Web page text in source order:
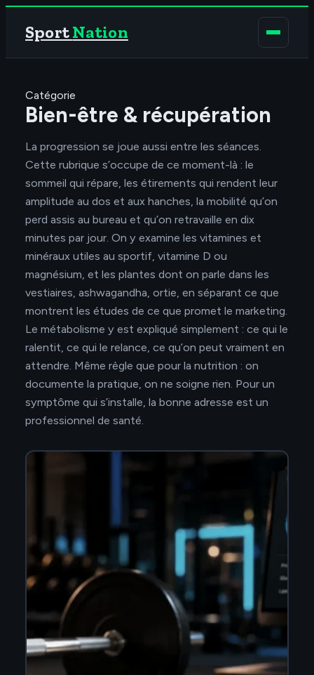
SportNation
Catégorie
Bien-être & récupération
La progression se joue aussi entre les séances.
Cette rubrique s’occupe de ce moment-là : le
sommeil qui répare, les étirements qui rendent leur
amplitude au dos et aux hanches, la mobilité qu’on
perd assis au bureau et qu’on retravaille en dix
minutes par jour. On y examine les vitamines et
minéraux utiles au sportif, vitamine D ou
magnésium, et les plantes dont on parle dans les
vestiaires, ashwagandha, ortie, en séparant ce que
montrent les études de ce que promet le marketing.
Le métabolisme y est expliqué simplement : ce qui le
ralentit, ce qui le relance, ce qu’on peut vraiment en
attendre. Même règle que pour la nutrition : on
documente la pratique, on ne soigne rien. Pour un
symptôme qui s’installe, la bonne adresse est un
professionnel de santé.